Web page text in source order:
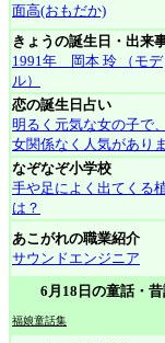
面高(おもだか)
きょうの誕生日・出来
1991年 岡本 玲 （モデ
ル）
恋の誕生日占い
明るく元気な女の子で
女関係なく人気があり
なぞなぞ小学校
手や足によく出てくる
は？
あこがれの職業紹介
サウンドエンジニア
6月18日の童話・
福娘童話集